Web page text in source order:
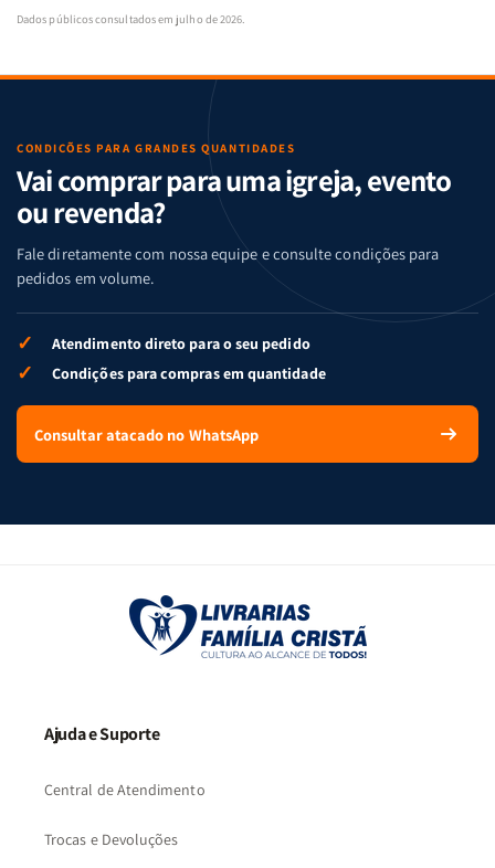
Dados públicos consultados em julho de 2026.
CONDIÇÕES PARA GRANDES QUANTIDADES
Vai comprar para uma igreja, evento
ou revenda?
Fale diretamente com nossa equipe e consulte condições para
pedidos em volume.
✓ Atendimento direto para o seu pedido
✓ Condições para compras em quantidade
Consultar atacado no WhatsApp
Ajuda e Suporte
Central de Atendimento
Trocas e Devoluções